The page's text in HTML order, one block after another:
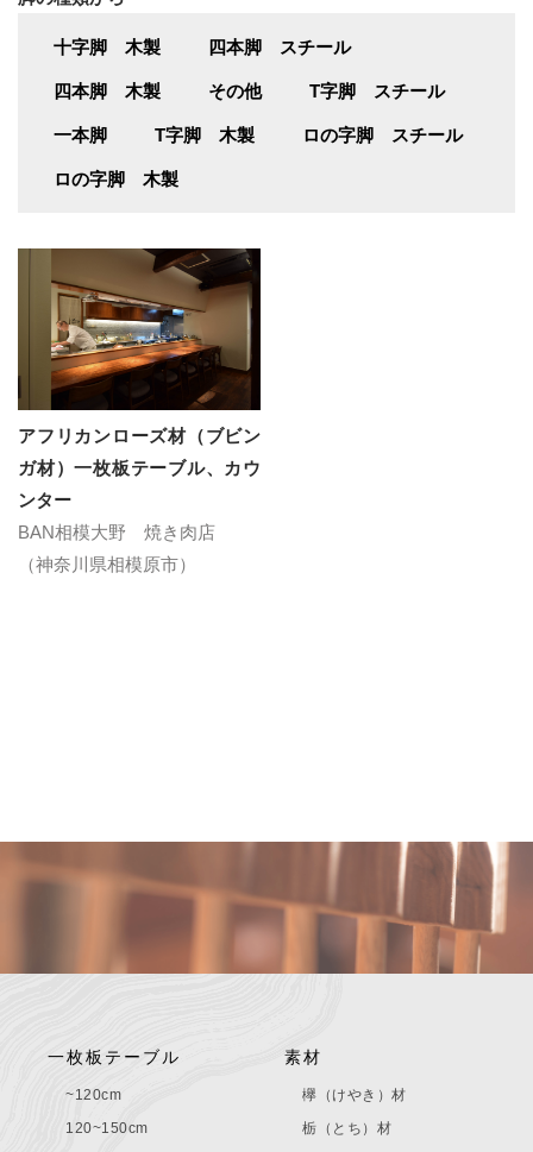
十字脚 木製 四本脚 スチール
四本脚 木製 その他 T字脚 スチール
一本脚 T字脚 木製 ロの字脚 スチール
ロの字脚 木製
アフリカンローズ材（ブビン
ガ材）一枚板テーブル、カウ
ンター
BAN相模大野 焼き肉店
（神奈川県相模原市）
一枚板テーブル
~120cm
120~150cm
素材
欅（けやき）材
栃（とち）材